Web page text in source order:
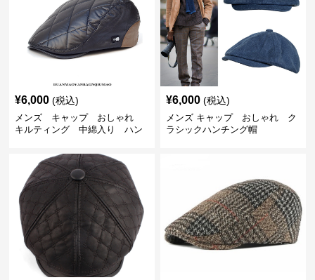
¥6,000 (税込)
メンズ キャップ おしゃれ
キルティング 中綿入り ハン
¥6,000 (税込)
メンズ キャップ おしゃれ ク
ラシックハンチング帽